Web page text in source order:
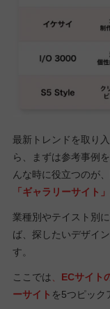
最新トレンドを取り
ら、まずは参考事例
んな時に役立つのが
「ギャラリーサイト」
業種別やテイスト別
ば、探したいデザイ
す。
ここでは
ECサイト
ーサイト を5つピック